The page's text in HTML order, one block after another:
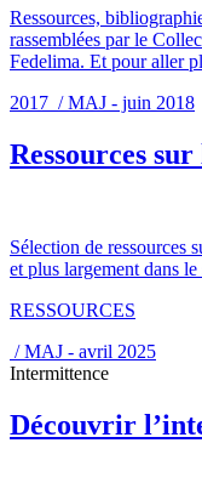
Ressources,
rassemblées par le
Fedelima. Et pour aller
2017 / MAJ - juin 2018
Ressources
Sélection de ressources
et plus largement dans
RESSOURCES
/ MAJ - avril 2025
Intermittence
Découvrir